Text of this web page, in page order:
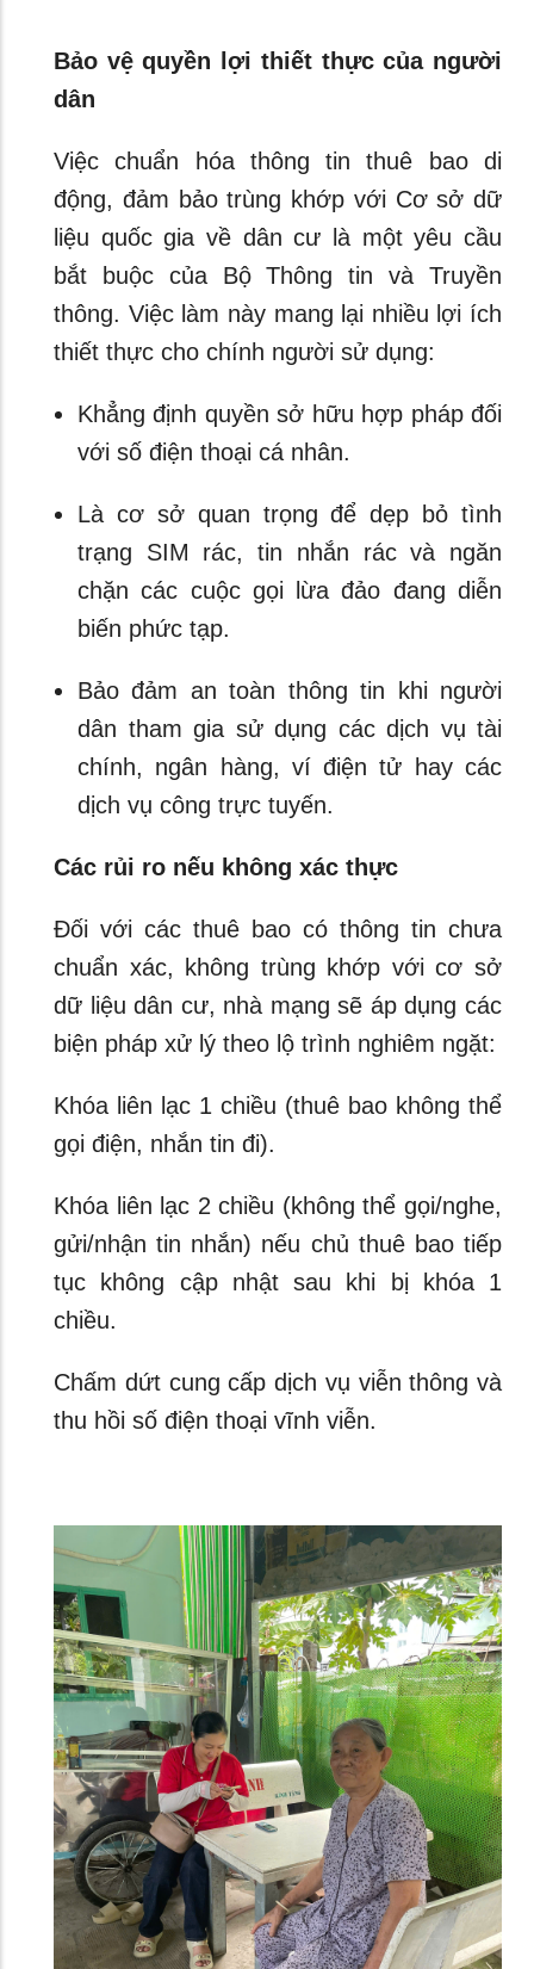
Bảo vệ quyền lợi thiết thực của người
dân
Việc chuẩn hóa thông tin thuê bao di
động, đảm bảo trùng khớp với Cơ sở dữ
liệu quốc gia về dân cư là một yêu cầu
bắt buộc của Bộ Thông tin và Truyền
thông. Việc làm này mang lại nhiều lợi ích
thiết thực cho chính người sử dụng:
Khẳng định quyền sở hữu hợp pháp đối
với số điện thoại cá nhân.
Là cơ sở quan trọng để dẹp bỏ tình
trạng SIM rác, tin nhắn rác và ngăn
chặn các cuộc gọi lừa đảo đang diễn
biến phức tạp.
Bảo đảm an toàn thông tin khi người
dân tham gia sử dụng các dịch vụ tài
chính, ngân hàng, ví điện tử hay các
dịch vụ công trực tuyến.
Các rủi ro nếu không xác thực
Đối với các thuê bao có thông tin chưa
chuẩn xác, không trùng khớp với cơ sở
dữ liệu dân cư, nhà mạng sẽ áp dụng các
biện pháp xử lý theo lộ trình nghiêm ngặt:
Khóa liên lạc 1 chiều (thuê bao không thể
gọi điện, nhắn tin đi).
Khóa liên lạc 2 chiều (không thể gọi/nghe,
gửi/nhận tin nhắn) nếu chủ thuê bao tiếp
tục không cập nhật sau khi bị khóa 1
chiều.
Chấm dứt cung cấp dịch vụ viễn thông và
thu hồi số điện thoại vĩnh viễn.